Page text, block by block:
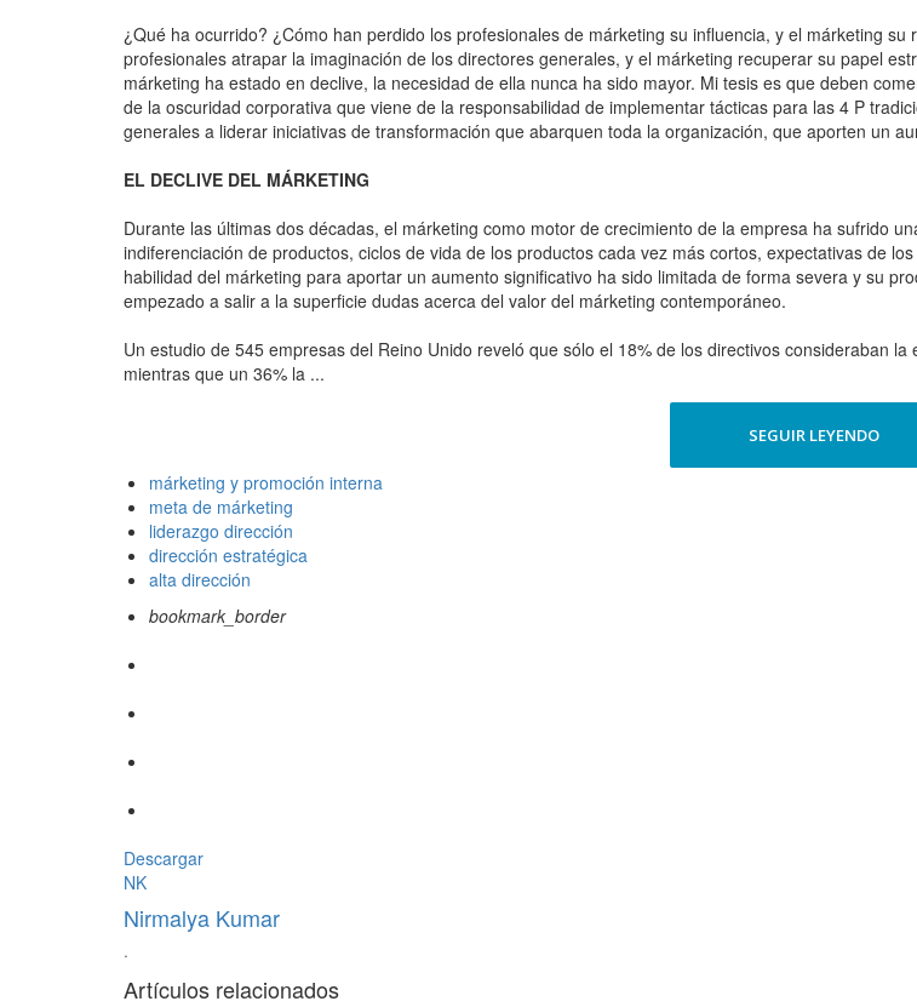
¿Qué ha ocurrido? ¿Cómo han perdido los profesionales de márketing su influencia, y el márketing
profesionales atrapar la imaginación de los directores generales, y el márketing recuperar su papel
márketing ha estado en declive, la necesidad de ella nunca ha sido mayor. Mi tesis es que deben
de la oscuridad corporativa que viene de la responsabilidad de implementar tácticas para las 4 P
generales a liderar iniciativas de transformación que abarquen toda la organización, que aporten un
EL DECLIVE DEL MÁRKETING
Durante las últimas dos décadas, el márketing como motor de crecimiento de la empresa ha sufrido
indiferenciación de productos, ciclos de vida de los productos cada vez más cortos, expectativas de
habilidad del márketing para aportar un aumento significativo ha sido limitada de forma severa y su
empezado a salir a la superficie dudas acerca del valor del márketing contemporáneo.
Un estudio de 545 empresas del Reino Unido reveló que sólo el 18% de los directivos consideraban
mientras que un 36% la ...
SEGUIR LEYENDO
márketing y promoción interna
meta de márketing
liderazgo dirección
dirección estratégica
alta dirección
bookmark_border
Descargar
NK
Nirmalya Kumar
·
Artículos relacionados